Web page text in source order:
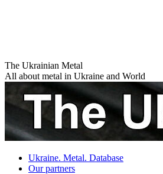
Skip
to
content
The Ukrainian Metal
All about metal in Ukraine and World
Ukraine. Metal. Database
Our partners